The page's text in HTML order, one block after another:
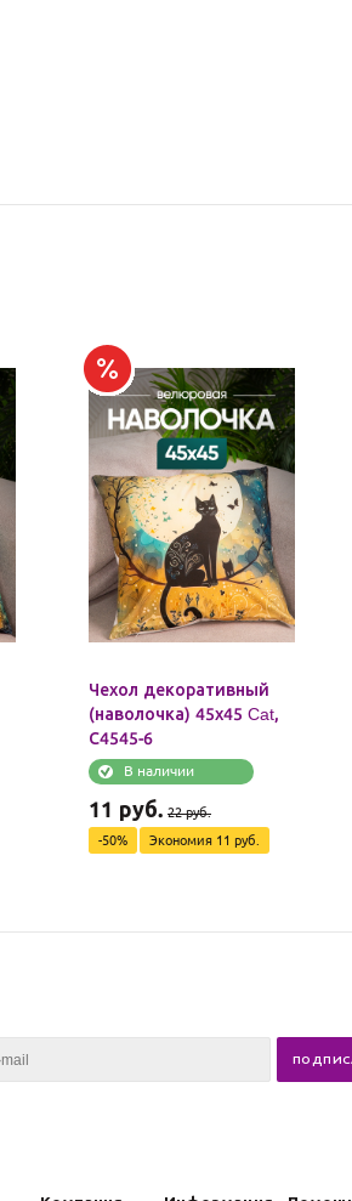
Чехол декоративный
(наволочка) 45х45 Cat,
С4545-6
В наличии
11 руб. 22руб.
-50% Экономия 11 руб.